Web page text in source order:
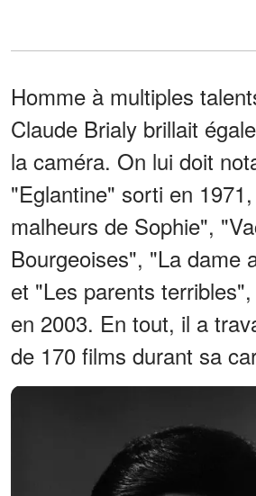
Homme à multiples
Claude Brialy brillait
la caméra. On lui doit
"Eglantine" sorti en
malheurs de Sophie",
Bourgeoises", "La dame
et "Les parents
en 2003. En tout, il a
de 170 films durant sa